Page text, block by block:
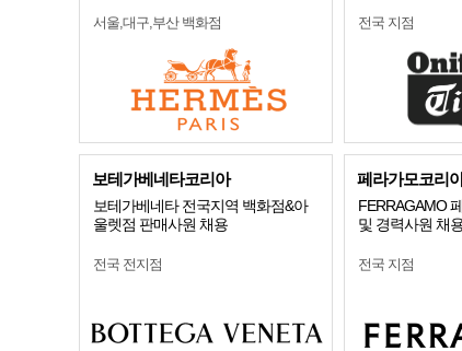
서울,대구,부산 백화점 전국 지점
보테가베네타코리아
보테가베네타 전국지역 백화점&아
울렛점 판매사원 채용
전국 전지점
페라가모코리
FERRAGAMO
및 경력사원 채
전국 지점